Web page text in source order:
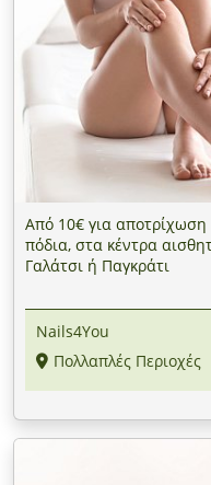
Από 10€ για αποτρίχωση
πόδια, στα κέντρα
Γαλάτσι ή Παγκράτι
Nails4You
Πολλαπλές Περιοχές